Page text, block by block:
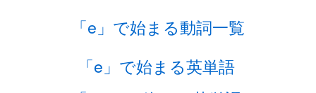
「e」で始まる動詞一覧
「e」で始まる英単語